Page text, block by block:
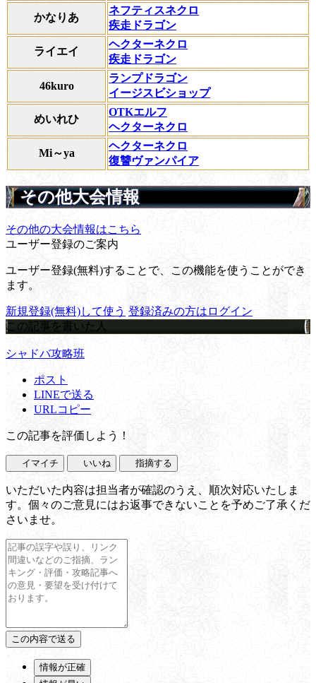
かなりあ
ネフティスネクロ
疾走ドラゴン
ライエイ
ヘクターネクロ
疾走ドラゴン
46kuro
ランプドラゴン
イージスビショップ
めいれひ
OTKエルフ
ヘクターネクロ
Mi～ya
ヘクターネクロ
復讐ヴァンパイア
その他大会情報
その他の大会情報はこちら
ユーザー登録のご案内
ユーザー登録(無料)することで、この機能を使うことができ
ます。
新規登録(無料)して使う 登録済みの方はログイン
この記事を書いた人
シャドバ攻略班
ポスト
LINEで送る
URLコピー
この記事を評価しよう！
イマイチ いいね 指摘する
いただいた内容は担当者が確認のうえ、順次対応いたしま
す。個々のご意見にはお返事できないことを予めご了承くだ
さいませ。
情報が正確